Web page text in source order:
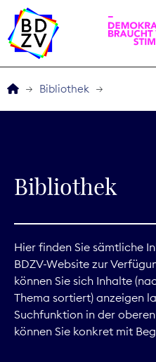
Service
Bibliothek
Bibliothek
Hier finden Sie sämtliche
BDZV-Website zur
können Sie sich Inhalte
Thema sortiert) anzeigen
Suchfunktion in der
können Sie konkret mit